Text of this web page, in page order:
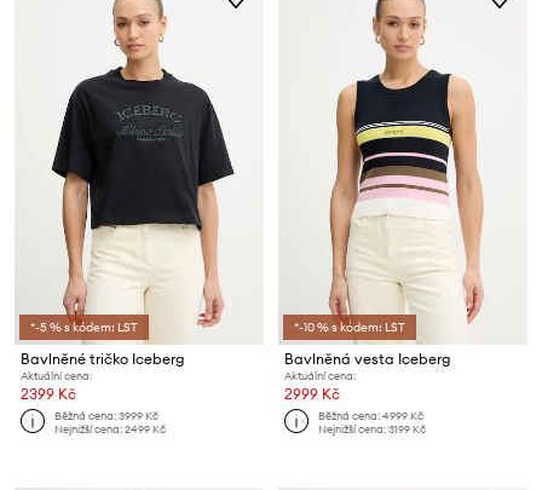
*-5 % s kódem: LST
Bavlněné tričko Iceberg
Aktuální cena:
2399 Kč
Běžná cena:3999 Kč
Nejnižší cena:2499 Kč
*-10 % s kódem: LST
Bavlněná vesta Iceberg
Aktuální cena:
2999 Kč
Běžná cena:4999 Kč
Nejnižší cena:3199 Kč